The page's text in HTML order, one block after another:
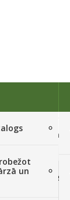
un
daļas,
sīpolpuķes,